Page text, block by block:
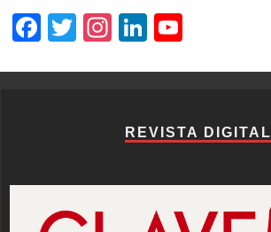
Facebook
Twitter
Instagram
LinkedIn
REVISTA DIGITAL